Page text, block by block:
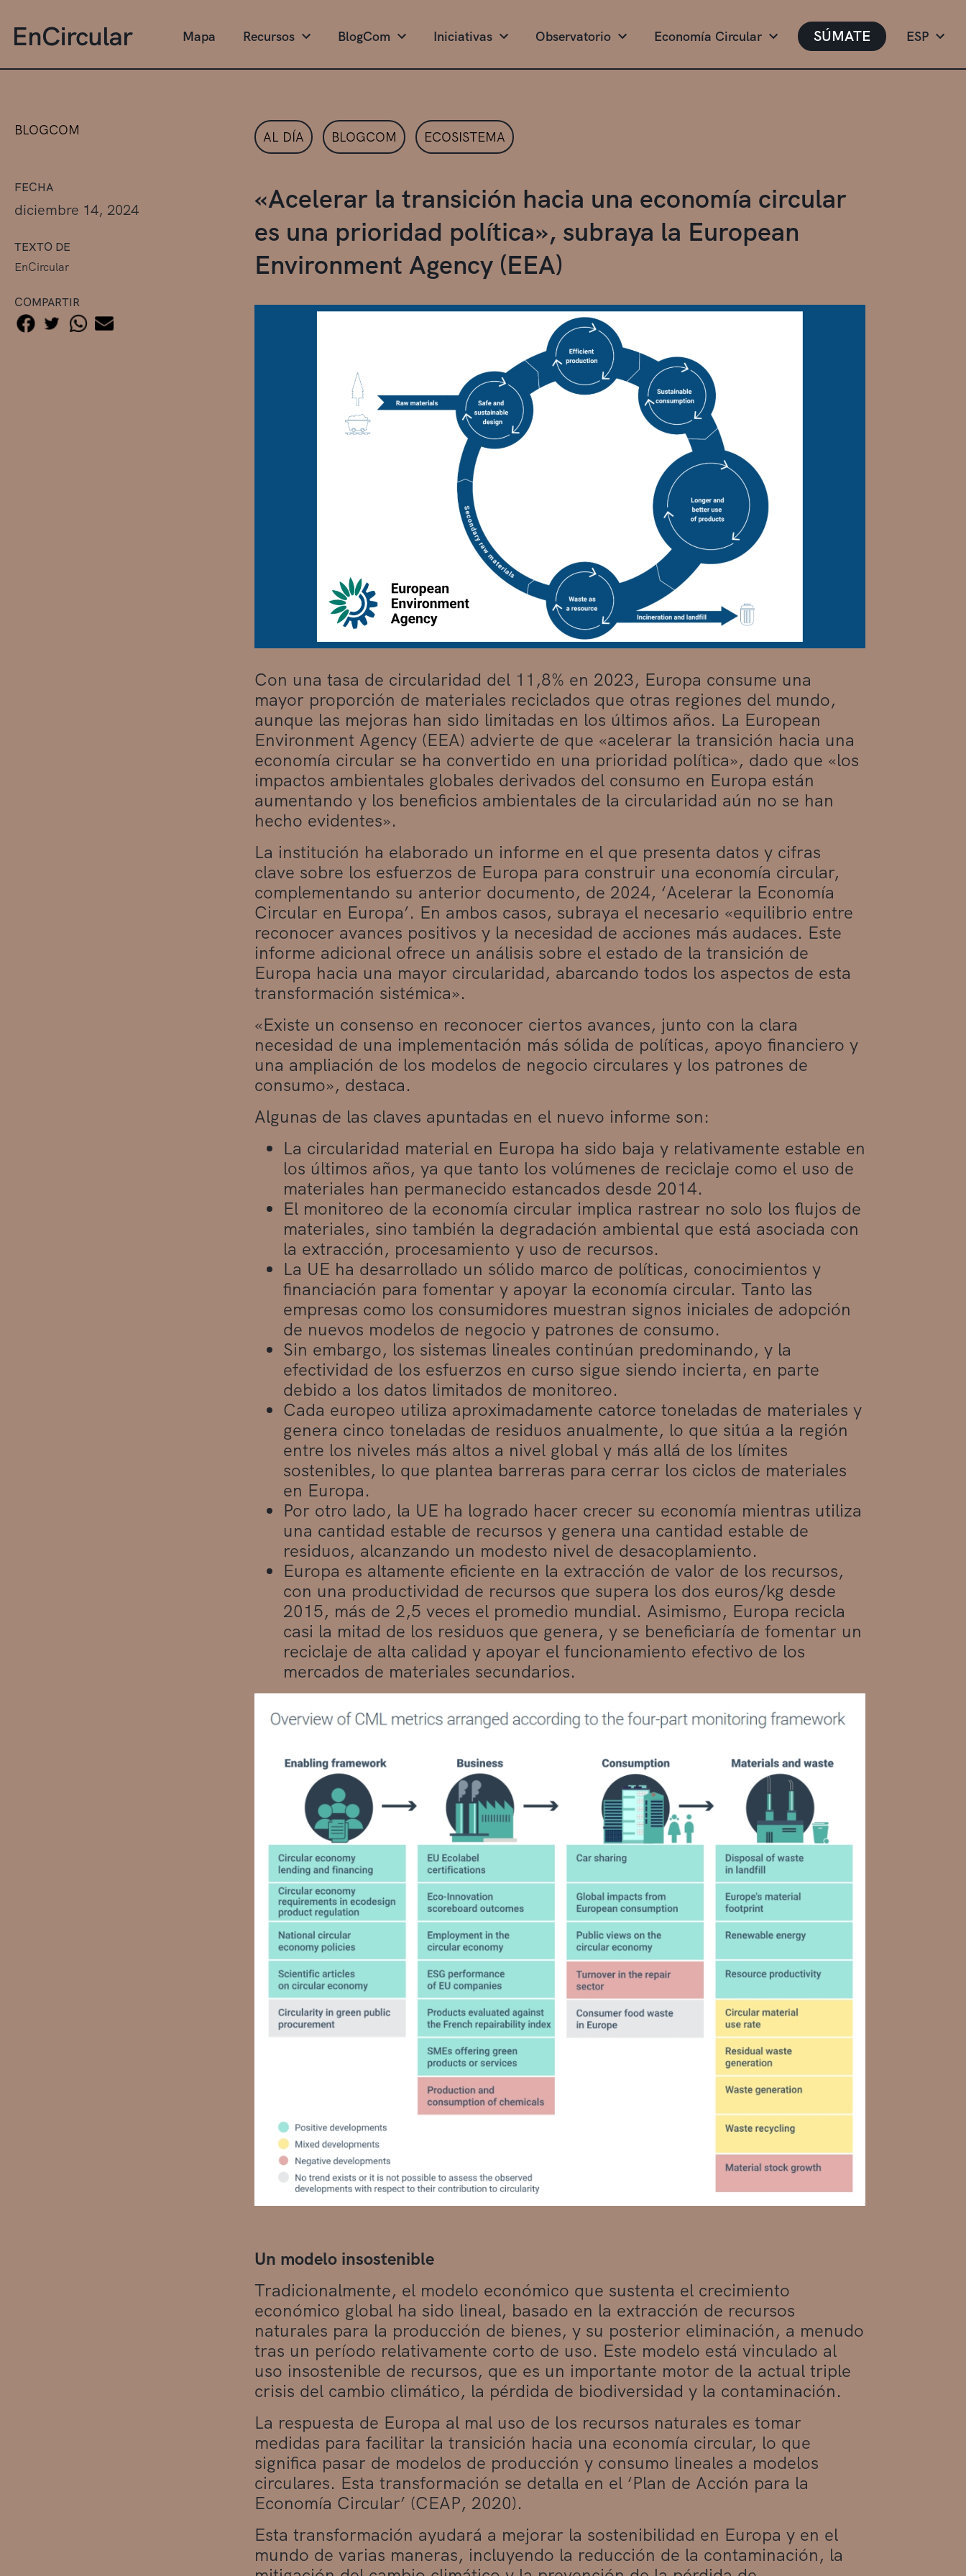
Mapa Recursos BlogCom Iniciativas Observatorio Economía Circular SÚMATE ESP
BLOGCOM
FECHA
diciembre 14, 2024
TEXTO DE
EnCircular
COMPARTIR
AL DÍA BLOGCOM ECOSISTEMA
«Acelerar la transición hacia una economía circular
es una prioridad política», subraya la European
Environment Agency (EEA)
Con una tasa de circularidad del 11,8% en 2023, Europa consume una
mayor proporción de materiales reciclados que otras regiones del mundo,
aunque las mejoras han sido limitadas en los últimos años. La European
Environment Agency (EEA) advierte de que «acelerar la transición hacia una
economía circular se ha convertido en una prioridad política», dado que «los
impactos ambientales globales derivados del consumo en Europa están
aumentando y los beneficios ambientales de la circularidad aún no se han
hecho evidentes».
La institución ha elaborado un informe en el que presenta datos y cifras
clave sobre los esfuerzos de Europa para construir una economía circular,
complementando su anterior documento, de 2024, ‘Acelerar la Economía
Circular en Europa’. En ambos casos, subraya el necesario «equilibrio entre
reconocer avances positivos y la necesidad de acciones más audaces. Este
informe adicional ofrece un análisis sobre el estado de la transición de
Europa hacia una mayor circularidad, abarcando todos los aspectos de esta
transformación sistémica».
«Existe un consenso en reconocer ciertos avances, junto con la clara
necesidad de una implementación más sólida de políticas, apoyo financiero y
una ampliación de los modelos de negocio circulares y los patrones de
consumo», destaca.
Algunas de las claves apuntadas en el nuevo informe son:
La circularidad material en Europa ha sido baja y relativamente estable en
los últimos años, ya que tanto los volúmenes de reciclaje como el uso de
materiales han permanecido estancados desde 2014.
El monitoreo de la economía circular implica rastrear no solo los flujos de
materiales, sino también la degradación ambiental que está asociada con
la extracción, procesamiento y uso de recursos.
La UE ha desarrollado un sólido marco de políticas, conocimientos y
financiación para fomentar y apoyar la economía circular. Tanto las
empresas como los consumidores muestran signos iniciales de adopción
de nuevos modelos de negocio y patrones de consumo.
Sin embargo, los sistemas lineales continúan predominando, y la
efectividad de los esfuerzos en curso sigue siendo incierta, en parte
debido a los datos limitados de monitoreo.
Cada europeo utiliza aproximadamente catorce toneladas de materiales y
genera cinco toneladas de residuos anualmente, lo que sitúa a la región
entre los niveles más altos a nivel global y más allá de los límites
sostenibles, lo que plantea barreras para cerrar los ciclos de materiales
en Europa.
Por otro lado, la UE ha logrado hacer crecer su economía mientras utiliza
una cantidad estable de recursos y genera una cantidad estable de
residuos, alcanzando un modesto nivel de desacoplamiento.
Europa es altamente eficiente en la extracción de valor de los recursos,
con una productividad de recursos que supera los dos euros/kg desde
2015, más de 2,5 veces el promedio mundial. Asimismo, Europa recicla
casi la mitad de los residuos que genera, y se beneficiaría de fomentar un
reciclaje de alta calidad y apoyar el funcionamiento efectivo de los
mercados de materiales secundarios.
Un modelo insostenible
Tradicionalmente, el modelo económico que sustenta el crecimiento
económico global ha sido lineal, basado en la extracción de recursos
naturales para la producción de bienes, y su posterior eliminación, a menudo
tras un período relativamente corto de uso. Este modelo está vinculado al
uso insostenible de recursos, que es un importante motor de la actual triple
crisis del cambio climático, la pérdida de biodiversidad y la contaminación.
La respuesta de Europa al mal uso de los recursos naturales es tomar
medidas para facilitar la transición hacia una economía circular, lo que
significa pasar de modelos de producción y consumo lineales a modelos
circulares. Esta transformación se detalla en el ‘Plan de Acción para la
Economía Circular’ (CEAP, 2020).
Esta transformación ayudará a mejorar la sostenibilidad en Europa y en el
mundo de varias maneras, incluyendo la reducción de la contaminación, la